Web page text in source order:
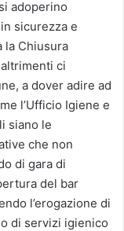
adoperino
sicurezza e
la Chiusura
ci
a dover adire ad
l’Ufficio Igiene e
siano le
che non
di gara di
del bar
l’erogazione di
di servizi igienico